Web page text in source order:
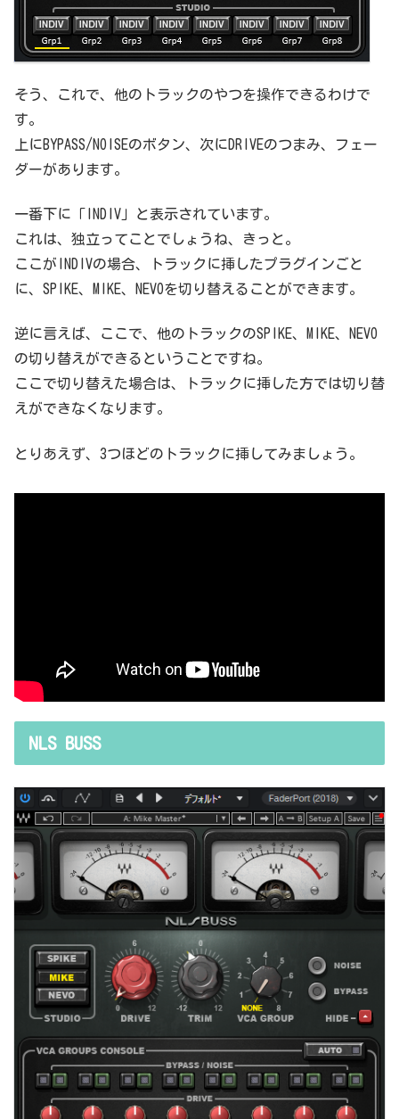
そう、これで、他のトラックのやつを操作できるわけで
す。
上にBYPASS/NOISEのボタン、次にDRIVEのつまみ、フェー
ダーがあります。
一番下に「INDIV」と表示されています。
これは、独立ってことでしょうね、きっと。
ここがINDIVの場合、トラックに挿したプラグインごと
に、SPIKE、MIKE、NEVOを切り替えることができます。
逆に言えば、ここで、他のトラックのSPIKE、MIKE、NEVO
の切り替えができるということですね。
ここで切り替えた場合は、トラックに挿した方では切り替
えができなくなります。
とりあえず、3つほどのトラックに挿してみましょう。
NLS BUSS